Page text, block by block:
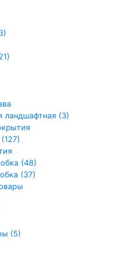
ландшафтная (3)
(48)
(37)
(5)